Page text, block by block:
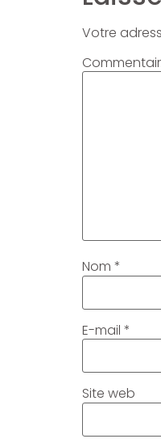
Votre
Nom *
E-mail *
Site web